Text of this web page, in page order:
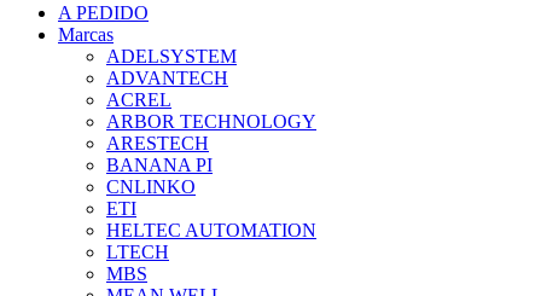
A PEDIDO
Marcas
ADELSYSTEM
ADVANTECH
ACREL
ARBOR TECHNOLOGY
ARESTECH
BANANA PI
CNLINKO
ETI
HELTEC AUTOMATION
LTECH
MBS